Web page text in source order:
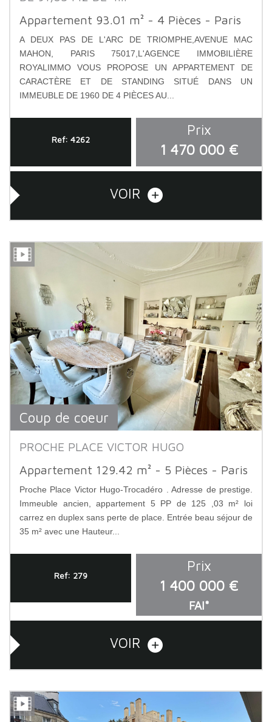
Appartement 93.01 m² - 4 Pièces - Paris
A DEUX PAS DE L'ARC DE TRIOMPHE,AVENUE MAC
MAHON, PARIS 75017,L'AGENCE IMMOBILIÈRE
ROYALIMMO VOUS PROPOSE UN APPARTEMENT DE
CARACTÈRE ET DE STANDING SITUÉ DANS UN
IMMEUBLE DE 1960 DE 4 PIÈCES AU...
Ref: 4262
Prix
1 470 000 €
VOIR
Coup de coeur
PROCHE PLACE VICTOR HUGO
Appartement 129.42 m² - 5 Pièces - Paris
Proche Place Victor Hugo-Trocadéro . Adresse de prestige.
Immeuble ancien, appartement 5 PP de 125 ,03 m² loi
carrez en duplex sans perte de place. Entrée beau séjour de
35 m² avec une Hauteur...
Ref: 279
Prix
1 400 000 €
FAI*
VOIR